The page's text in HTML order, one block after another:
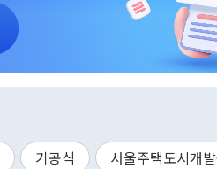
기공식
서울주택도시개